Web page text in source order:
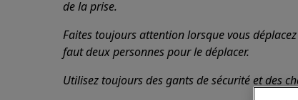
de la prise.
Faites toujours attention lorsque vous
faut deux personnes pour le déplacer.
Utilisez toujours des gants de sécurité et des